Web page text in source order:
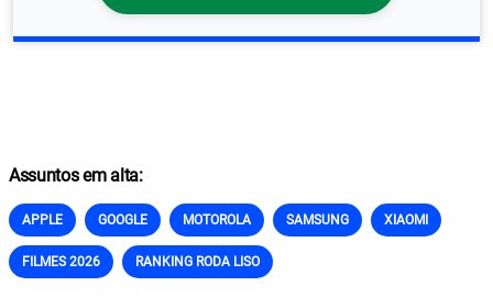
Assuntos em alta:
APPLE GOOGLE MOTOROLA SAMSUNG XIAOMI
FILMES 2026 RANKING RODA LISO